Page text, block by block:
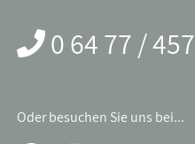
0 64 77 / 457
Oder besuchen Sie uns bei...